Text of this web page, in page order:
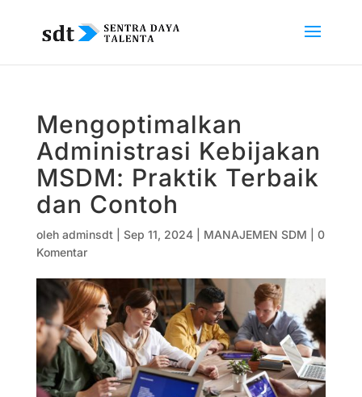
Mengoptimalkan
Administrasi Kebijakan
MSDM: Praktik Terbaik
dan Contoh
oleh adminsdt| Sep 11, 2024| MANAJEMEN SDM
0
Komentar